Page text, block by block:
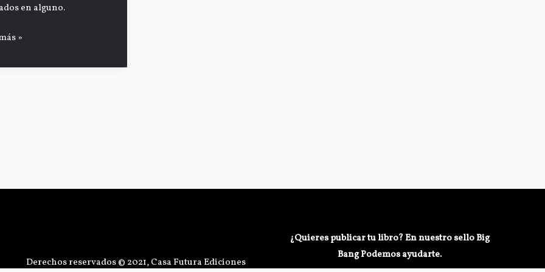
en alguno.
»
Derechos reservados © 2021, Casa Futura Ediciones
¿Quieres publicar tu libro? En nuestro sello Big
Bang Podemos ayudarte.